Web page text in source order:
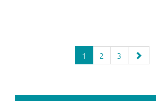
1 2 3